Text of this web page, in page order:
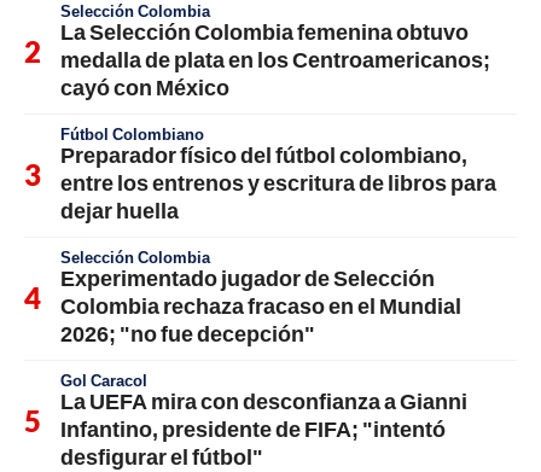
Selección Colombia
La Selección Colombia femenina obtuvo
medalla de plata en los Centroamericanos;
cayó con México
Fútbol Colombiano
Preparador físico del fútbol colombiano,
entre los entrenos y escritura de libros para
dejar huella
Selección Colombia
Experimentado jugador de Selección
Colombia rechaza fracaso en el Mundial
2026; "no fue decepción"
Gol Caracol
La UEFA mira con desconfianza a Gianni
Infantino, presidente de FIFA; "intentó
desfigurar el fútbol"